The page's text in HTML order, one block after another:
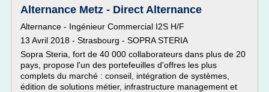
Alternance Metz - Direct Alternance
Alternance - Ingénieur Commercial I2S H/F
13 Avril 2018 - Strasbourg - SOPRA STERIA
Sopra Steria, fort de 40 000 collaborateurs dans plus de 20
pays, propose l'un des portefeuilles d'offres les plus
complets du marché : conseil, intégration de systèmes,
édition de solutions métier, infrastructure management et